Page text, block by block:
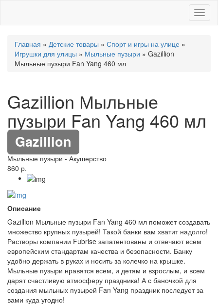
Главная » Детские товары » Спорт и игры на улице »
Игрушки для улицы » Мыльные пузыри » Gazillion
Мыльные пузыри Fan Yang 460 мл
Gazillion Мыльные
пузыри Fan Yang 460 мл
Gazillion
Мыльные пузыри - Акушерство
860 р.
Описание
Gazillion Мыльные пузыри Fan Yang 460 мл поможет создавать
множество крупных пузырей! Такой банки вам хватит надолго!
Растворы компании Fubrise запатентованы и отвечают всем
европейским стандартам качества и безопасности. Банку
удобно держать в руках и носить за колечко на крышке.
Мыльные пузыри нравятся всем, и детям и взрослым, и всем
дарят счастливую атмосферу праздника! А с баночкой для
создания мыльных пузырей Fan Yang праздник последует за
вами куда угодно!